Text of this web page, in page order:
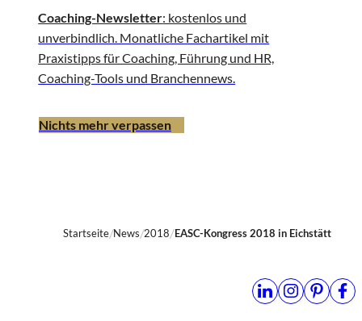
Coaching-Newsletter: kostenlos und
unverbindlich. Monatliche Fachartikel mit
Praxistipps für Coaching, Führung und HR,
Coaching-Tools und Branchennews.
Nichts mehr verpassen
Startseite News 2018 EASC-Kongress 2018 in Eichstätt